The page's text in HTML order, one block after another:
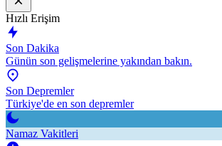
Hızlı Erişim
Son Dakika
Günün son gelişmelerine yakından bakın.
Son Depremler
Türkiye'de en son depremler
Namaz Vakitleri